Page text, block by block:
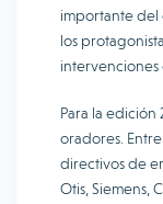
importante del
los
intervenciones
Para la edición
oradores.
directivos de
Otis, Siemens,